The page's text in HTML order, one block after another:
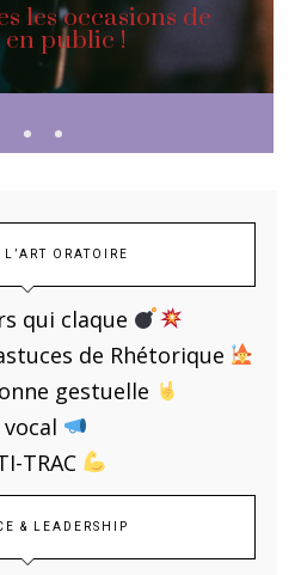
les occasions de
public !
ORATOIRE
qui claque
de Rhétorique
gestuelle
TRAC
& LEADERSHIP